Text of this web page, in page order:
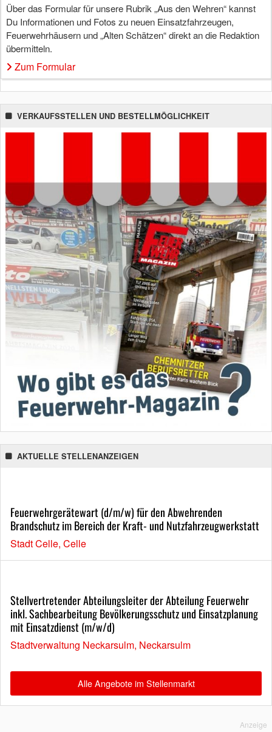
Über das Formular für unsere Rubrik „Aus den Wehren“ kannst
Du Informationen und Fotos zu neuen Einsatzfahrzeugen,
Feuerwehrhäusern und „Alten Schätzen“ direkt an die Redaktion
übermitteln.
Zum Formular
VERKAUFSSTELLEN UND BESTELLMÖGLICHKEIT
AKTUELLE STELLENANZEIGEN
Feuerwehrgerätewart (d/m/w) für den Abwehrenden
Brandschutz im Bereich der Kraft- und Nutzfahrzeugwerkstatt
Stadt Celle, Celle
Stellvertretender Abteilungsleiter der Abteilung Feuerwehr
inkl. Sachbearbeitung Bevölkerungsschutz und Einsatzplanung
mit Einsatzdienst (m/w/d)
Stadtverwaltung Neckarsulm, Neckarsulm
Alle Angebote im Stellenmarkt
Anzeige